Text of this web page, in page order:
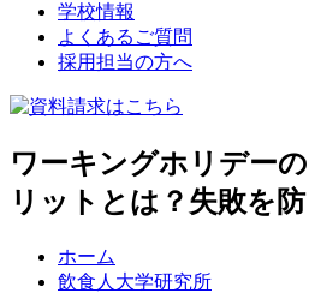
学校情報
よくあるご質問
採用担当の方へ
ワーキングホリデー
リットとは？失敗を
ホーム
飲食人大学研究所